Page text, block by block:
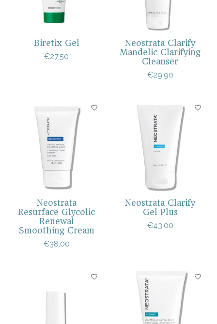
Biretix Gel
€27,50
Neostrata Clarify
Mandelic Clarifying
Cleanser
€29,90
Neostrata
Resurface Glycolic
Renewal
Smoothing Cream
€38,00
Neostrata Clarify
Gel Plus
€43,00